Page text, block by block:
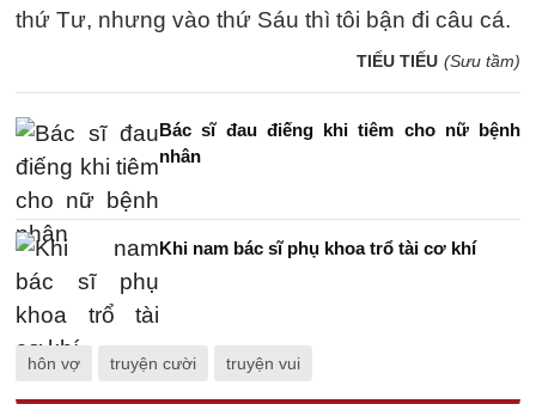
thứ Tư, nhưng vào thứ Sáu thì tôi bận đi câu cá.
TIẾU TIẾU (Sưu tầm)
Bác sĩ đau điếng khi tiêm cho nữ bệnh
nhân
Khi nam bác sĩ phụ khoa trổ tài cơ khí
hôn vợ truyện cười truyện vui